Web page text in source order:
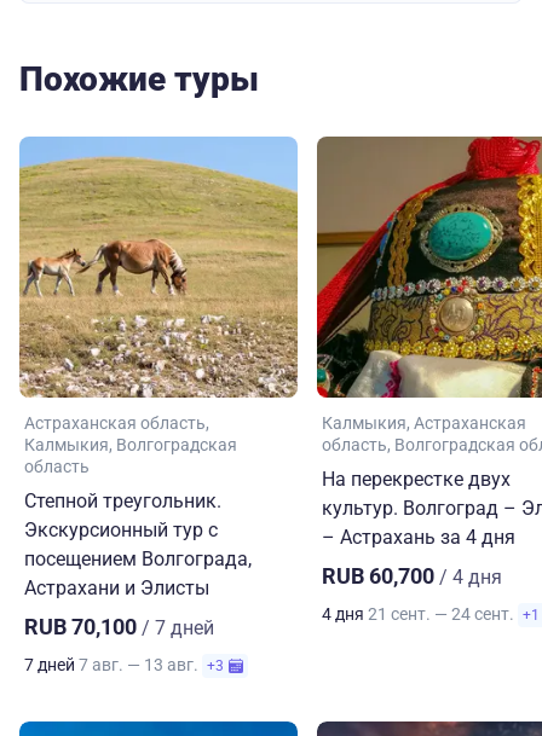
Похожие туры
Астраханская область
Калмыкия Волгоградская
область
Степной треугольник.
Экскурсионный тур с
посещением Волгограда,
Астрахани и Элисты
RUB 70,100 / 7 дней
7 дней 7 авг. — 13 авг. +3
Калмыкия Астраханская
область Волгоградская
На перекрестке двух
культур. Волгоград –
– Астрахань за 4 дня
RUB 60,700 / 4 дня
4 дня 21 сент. — 24 сент. +1